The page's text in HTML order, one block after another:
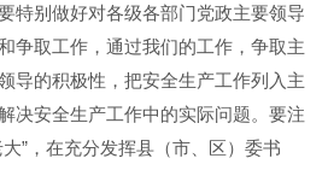
特别做好对各级各部门党政主要领导
争取工作，通过我们的工作，争取主
导的积极性，把安全生产工作列入主
决安全生产工作中的实际问题。要注
”，在充分发挥县（市、区）委书